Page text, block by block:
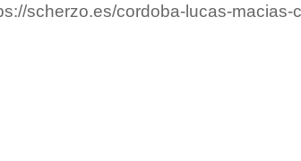
scherzo.es/cordoba-lucas-